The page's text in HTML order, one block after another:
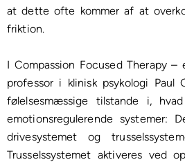
at dette ofte kommer af at
friktion.
I Compassion Focused Therapy
professor i klinisk psykologi Paul
følelsesmæssige tilstande i,
emotionsregulerende systemer:
drivesystemet og
Trusselssystemet aktiveres ved